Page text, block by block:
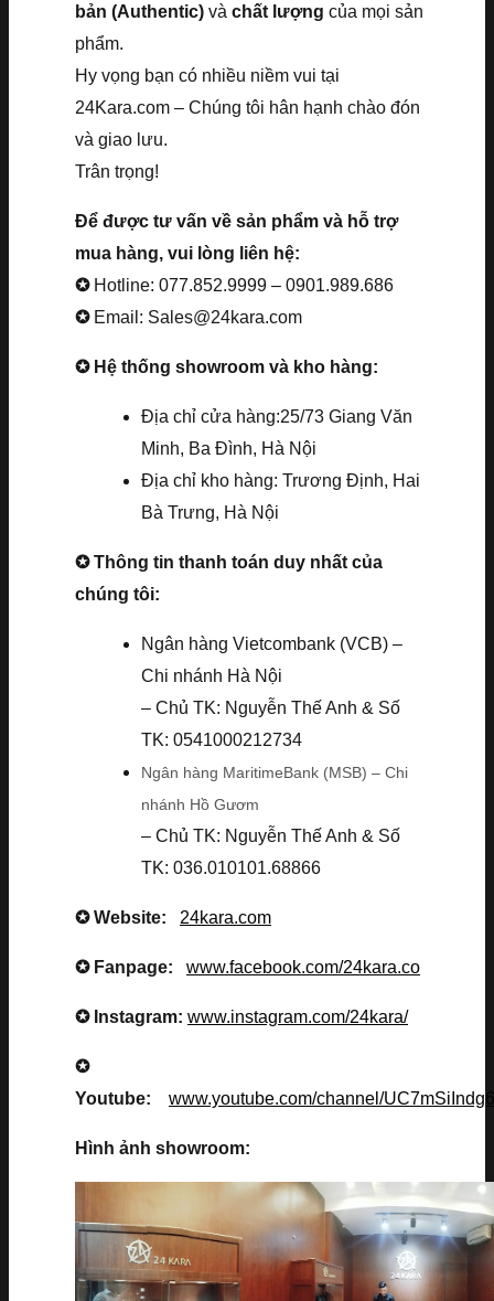
bản (Authentic) và chất lượng của mọi sản
phẩm.
Hy vọng bạn có nhiều niềm vui tại
24Kara.com – Chúng tôi hân hạnh chào đón
và giao lưu.
Trân trọng!
Để được tư vấn về sản phẩm và hỗ trợ
mua hàng, vui lòng liên hệ:
✪ Hotline: 077.852.9999 – 0901.989.686
✪ Email: Sales@24kara.com
✪ Hệ thống showroom và kho hàng:
Địa chỉ cửa hàng:25/73 Giang Văn
Minh, Ba Đình, Hà Nội
Địa chỉ kho hàng: Trương Định, Hai
Bà Trưng, Hà Nội
✪ Thông tin thanh toán duy nhất của
chúng tôi:
Ngân hàng Vietcombank (VCB) –
Chi nhánh Hà Nội
– Chủ TK: Nguyễn Thế Anh & Số
TK: 0541000212734
Ngân hàng MaritimeBank (MSB) – Chi
nhánh Hồ Gươm
– Chủ TK: Nguyễn Thế Anh & Số
TK: 036.010101.68866
✪ Website: 24kara.com
✪ Fanpage: www.facebook.com/24kara.co
✪ Instagram: www.instagram.com/24kara/
✪
Youtube: www.youtube.com/channel/
Hình ảnh showroom: